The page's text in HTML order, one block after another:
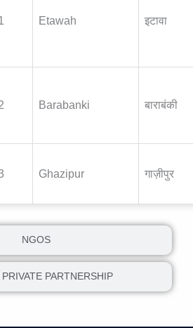
NGOS
PARTNERSHIP
Etawah इटावा
Barabanki बाराबंकी
Ghazipur गाज़ीपुर